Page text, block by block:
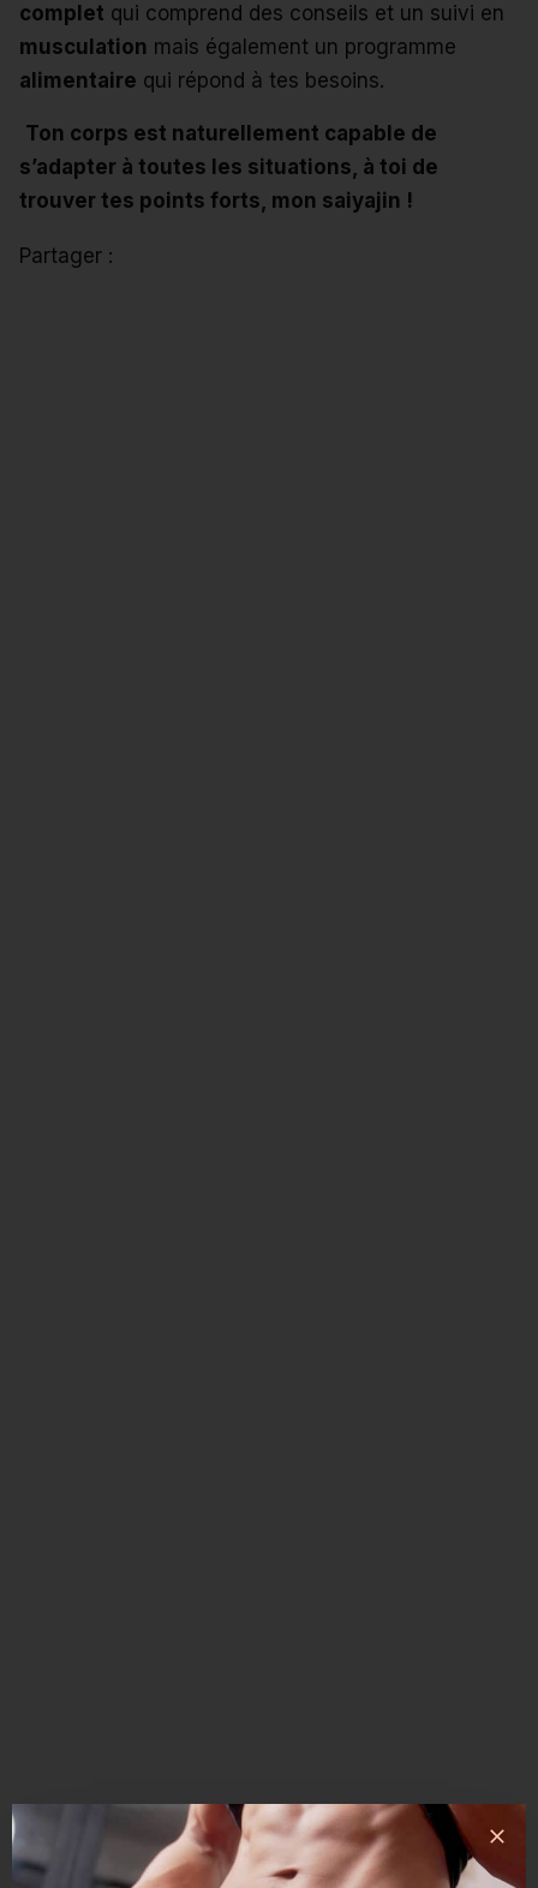
complet qui comprend des conseils et un suivi en
musculation mais également un programme
alimentaire qui répond à tes besoins.
Ton corps est naturellement capable de
s’adapter à toutes les situations, à toi de
trouver tes points forts, mon saiyajin !
Partager :